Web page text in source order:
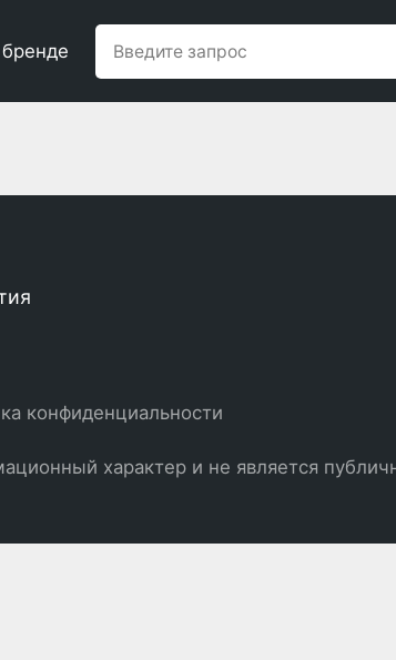
конфиденциальности
характер и не является